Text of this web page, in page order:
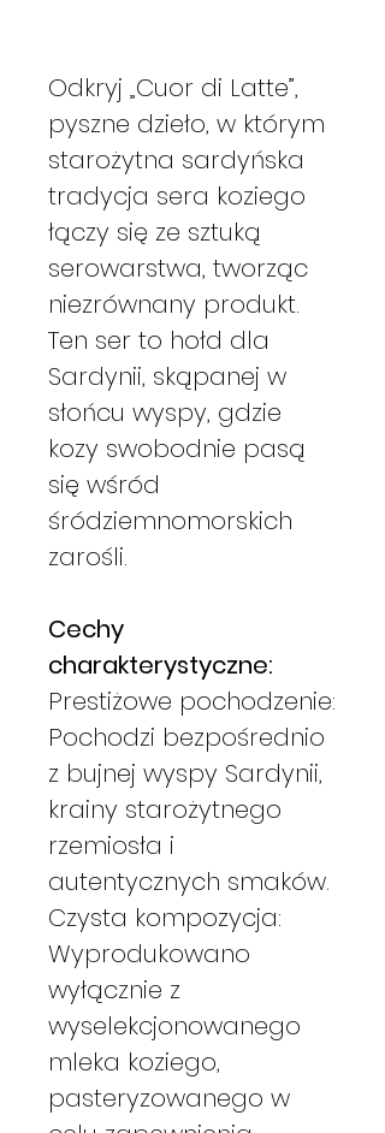
Odkryj „Cuor di Latte”,
pyszne dzieło, w którym
starożytna sardyńska
tradycja sera koziego
łączy się ze sztuką
serowarstwa, tworząc
niezrównany produkt.
Ten ser to hołd dla
Sardynii, skąpanej w
słońcu wyspy, gdzie
kozy swobodnie pasą
się wśród
śródziemnomorskich
zarośli.
Cechy
charakterystyczne:
Prestiżowe pochodzenie:
Pochodzi bezpośrednio
z bujnej wyspy Sardynii,
krainy starożytnego
rzemiosła i
autentycznych smaków.
Czysta kompozycja:
Wyprodukowano
wyłącznie z
wyselekcjonowanego
mleka koziego,
pasteryzowanego w